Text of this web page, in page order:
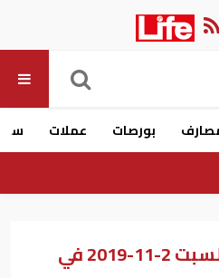
بورصات عملات
سعر الذهب اليوم السبت 2-11-2019 في